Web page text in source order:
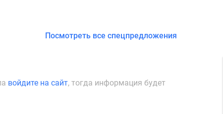
Посмотреть все спецпредложения
войдите на сайт, тогда информация будет